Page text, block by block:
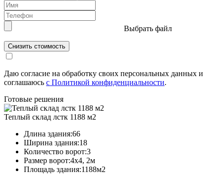
Выбрать файл
Снизить стоимость
Даю согласие на обработку своих персональных данных и
соглашаюсь с Политикой конфиденциальности.
Готовые решения
Теплый склад лстк 1188 м2
Длина здания:66
Ширина здания:18
Количество ворот:3
Размер ворот:4х4, 2м
Площадь здания:1188м2